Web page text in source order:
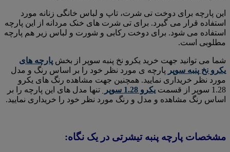
این پارچه برای دوخت تی شرت، تاپ و لباس خانگی زنانه مورد
استفاده قرار می گیرد. برای تی شرت های خنک مردانه از این پارچه
استفاده می شود. برای دوخت رکابی و شورت و لباس زیر هم پارچه
مطلوبی است.
شما می توانید جهت خرید یکرو نخ پنبه سوپر از بخش پارچه های
یکرو نخ پنبه سوپر پارچه ی مورد نظر خود را بر اساس رنگ و مدل
مورد نظر خریداری نمایید. همچنین جهت مشاهده رنگ های یکرو
1.28 سوپر از قسمت
یکرو 1.28 سوپر
تنها مدل های این پارچه را بر
اساس رنگ مشاهده و مدل و رنگ مورد نظر خود را خریداری نمایید.
مشخصات پارچه پنبه تیشرتی در یک نگاه: